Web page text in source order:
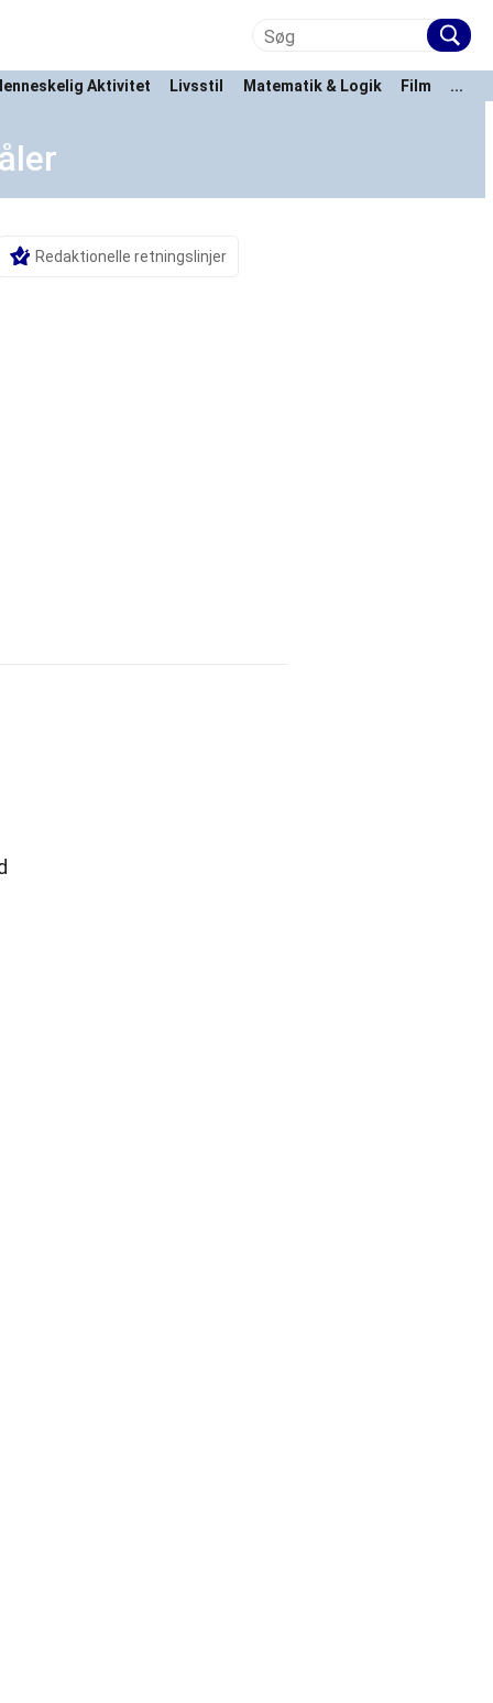
Aktivitet Livsstil Matematik & Logik Film ...
Redaktionelle retningslinjer